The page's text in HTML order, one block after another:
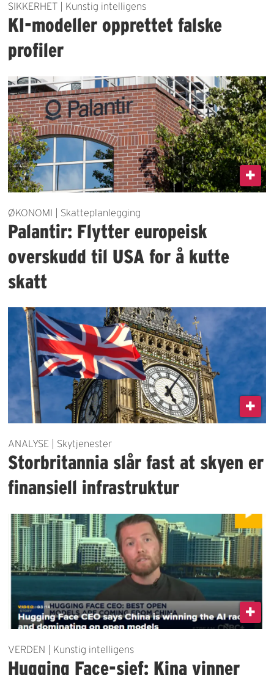
SIKKERHET | Kunstig intelligens
KI-modeller opprettet falske
profiler
ØKONOMI | Skatteplanlegging
Palantir: Flytter europeisk
overskudd til USA for å kutte
skatt
ANALYSE | Skytjenester
Storbritannia slår fast at skyen er
finansiell infrastruktur
VERDEN | Kunstig intelligens
Hugging Face-sjef: Kina vinner